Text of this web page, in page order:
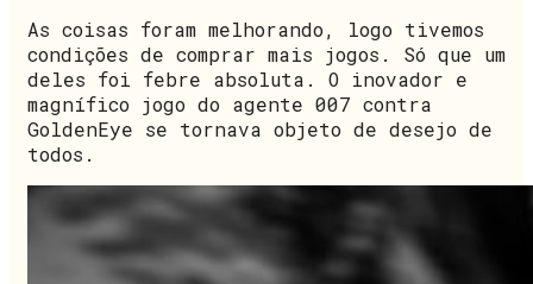
As coisas foram melhorando, logo tivemos
condições de comprar mais jogos. Só que um
deles foi febre absoluta. O inovador e
magnífico jogo do agente 007 contra
GoldenEye se tornava objeto de desejo de
todos.